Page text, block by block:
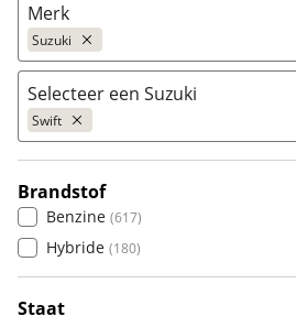
Merk
Suzuki
Populair
Audi (5455)
Citroën
Selecteer een Suzuki
Swift
Across
Brandstof
Benzine (617)
Hybride (180)
Staat